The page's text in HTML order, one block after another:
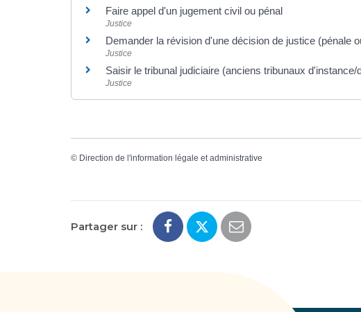
Faire appel d'un jugement civil ou pénal
Justice
Demander la révision d'une décision de justice (pénale
Justice
Saisir le tribunal judiciaire (anciens tribunaux d'instance/
Justice
© Direction de l'information légale et administrative
Partager sur :